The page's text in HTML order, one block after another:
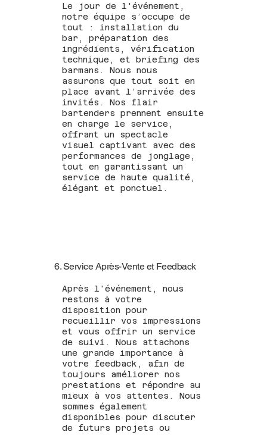
Le jour de l'événement,
notre équipe s’occupe de
tout : installation du
bar, préparation des
ingrédients, vérification
technique, et briefing des
barmans. Nous nous
assurons que tout soit en
place avant l’arrivée des
invités. Nos flair
bartenders prennent ensuite
en charge le service,
offrant un spectacle
visuel captivant avec des
performances de jonglage,
tout en garantissant un
service de haute qualité,
élégant et ponctuel.
6. Service Après-Vente et Feedback
Après l'événement, nous
restons à votre
disposition pour
recueillir vos impressions
et vous offrir un service
de suivi. Nous attachons
une grande importance à
votre feedback, afin de
toujours améliorer nos
prestations et répondre au
mieux à vos attentes. Nous
sommes également
disponibles pour discuter
de futurs projets ou